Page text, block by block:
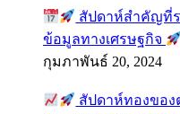
สัปดาห์สำคัญที่
ข้อมูลทางเศรษฐกิจ
กุมภาพันธ์ 20, 2024
สัปดาห์ทองของ